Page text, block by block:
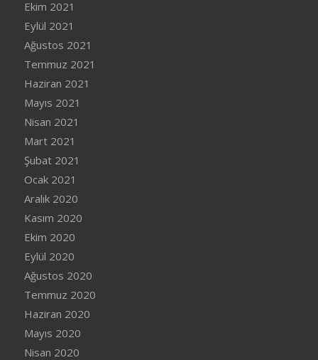
Ekim 2021
Eylül 2021
Ağustos 2021
Temmuz 2021
Haziran 2021
Mayıs 2021
Nisan 2021
Mart 2021
Şubat 2021
Ocak 2021
Aralık 2020
Kasım 2020
Ekim 2020
Eylül 2020
Ağustos 2020
Temmuz 2020
Haziran 2020
Mayıs 2020
Nisan 2020